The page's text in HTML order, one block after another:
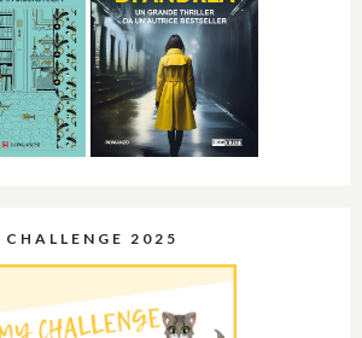
CHALLENGE 2025